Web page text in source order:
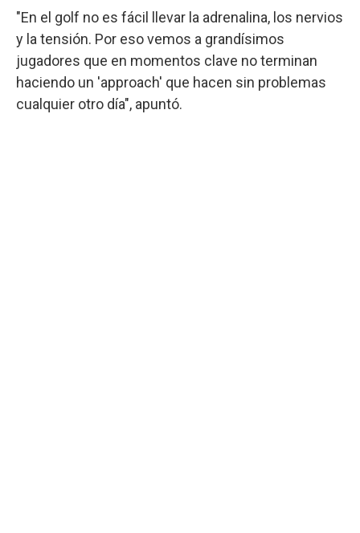
"En el golf no es fácil llevar la adrenalina, los nervios
y la tensión. Por eso vemos a grandísimos
jugadores que en momentos clave no terminan
haciendo un 'approach' que hacen sin problemas
cualquier otro día", apuntó.